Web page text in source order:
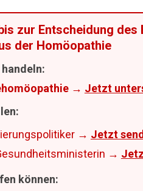
zur Entscheidung des
der Homöopathie
→ Jetzt
→ Jetzt
→
können: